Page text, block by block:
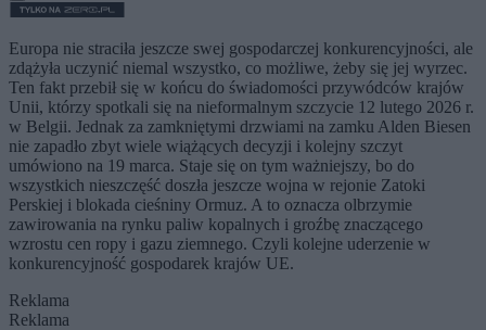
Europa nie straciła jeszcze swej gospodarczej konkurencyjności, ale
zdążyła uczynić niemal wszystko, co możliwe, żeby się jej wyrzec.
Ten fakt przebił się w końcu do świadomości przywódców krajów
Unii, którzy spotkali się na nieformalnym szczycie 12 lutego 2026 r.
w Belgii. Jednak za zamkniętymi drzwiami na zamku Alden Biesen
nie zapadło zbyt wiele wiążących decyzji i kolejny szczyt
umówiono na 19 marca. Staje się on tym ważniejszy, bo do
wszystkich nieszczęść doszła jeszcze wojna w rejonie Zatoki
Perskiej i blokada cieśniny Ormuz. A to oznacza olbrzymie
zawirowania na rynku paliw kopalnych i groźbę znaczącego
wzrostu cen ropy i gazu ziemnego. Czyli kolejne uderzenie w
konkurencyjność gospodarek krajów UE.
Reklama
Reklama